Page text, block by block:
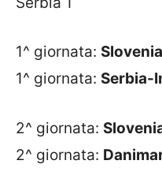
1^ giornata:
1^ giornata: Serbia-
2^ giornata:
2^ giornata: